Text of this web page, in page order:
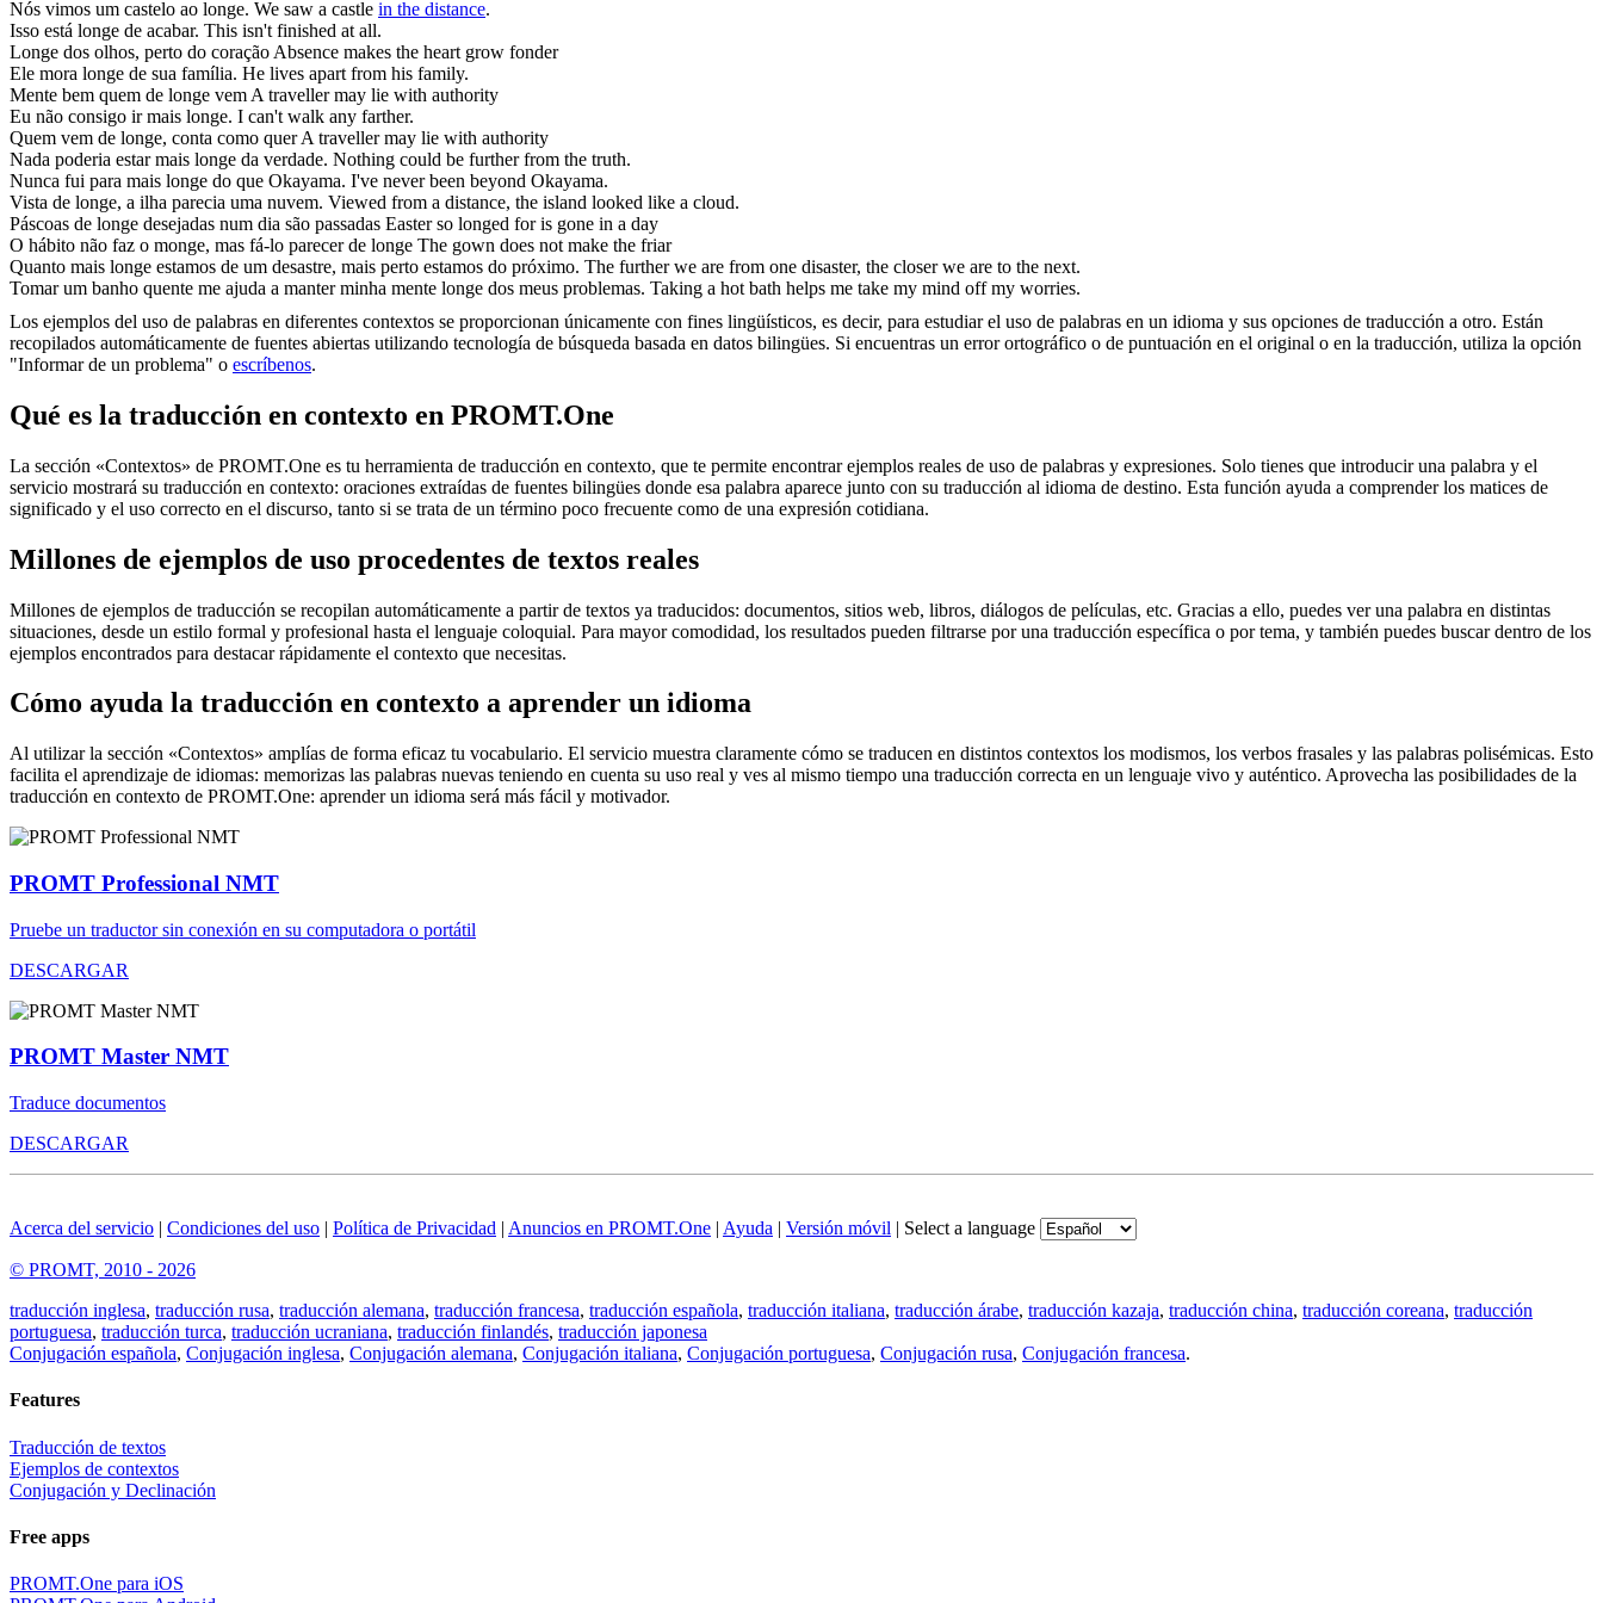
Nós vimos um castelo ao longe. We saw a castle in the distance.
Isso está longe de acabar. This isn't finished at all.
Longe dos olhos, perto do coração Absence makes the heart grow fonder
Ele mora longe de sua família. He lives apart from his family.
Mente bem quem de longe vem A traveller may lie with authority
Eu não consigo ir mais longe. I can't walk any farther.
Quem vem de longe, conta como quer A traveller may lie with authority
Nada poderia estar mais longe da verdade. Nothing could be further from the truth.
Nunca fui para mais longe do que Okayama. I've never been beyond Okayama.
Vista de longe, a ilha parecia uma nuvem. Viewed from a distance, the island looked like a cloud.
Páscoas de longe desejadas num dia são passadas Easter so longed for is gone in a day
O hábito não faz o monge, mas fá-lo parecer de longe The gown does not make the friar
Quanto mais longe estamos de um desastre, mais perto estamos do próximo. The further we are from one disaster, the closer we are to the next.
Tomar um banho quente me ajuda a manter minha mente longe dos meus problemas. Taking a hot bath helps me take my mind off my worries.
Los ejemplos del uso de palabras en diferentes contextos se proporcionan únicamente con fines lingüísticos, es decir, para estudiar el uso de palabras en un idioma y sus opciones de traducción a otro. Están
recopilados automáticamente de fuentes abiertas utilizando tecnología de búsqueda basada en datos bilingües. Si encuentras un error ortográfico o de puntuación en el original o en la traducción, utiliza la opción
"Informar de un problema" o escríbenos.
Qué es la traducción en contexto en PROMT.One
La sección «Contextos» de PROMT.One es tu herramienta de traducción en contexto, que te permite encontrar ejemplos reales de uso de palabras y expresiones. Solo tienes que introducir una palabra y el
servicio mostrará su traducción en contexto: oraciones extraídas de fuentes bilingües donde esa palabra aparece junto con su traducción al idioma de destino. Esta función ayuda a comprender los matices de
significado y el uso correcto en el discurso, tanto si se trata de un término poco frecuente como de una expresión cotidiana.
Millones de ejemplos de uso procedentes de textos reales
Millones de ejemplos de traducción se recopilan automáticamente a partir de textos ya traducidos: documentos, sitios web, libros, diálogos de películas, etc. Gracias a ello, puedes ver una palabra en distintas
situaciones, desde un estilo formal y profesional hasta el lenguaje coloquial. Para mayor comodidad, los resultados pueden filtrarse por una traducción específica o por tema, y también puedes buscar dentro de los
ejemplos encontrados para destacar rápidamente el contexto que necesitas.
Cómo ayuda la traducción en contexto a aprender un idioma
Al utilizar la sección «Contextos» amplías de forma eficaz tu vocabulario. El servicio muestra claramente cómo se traducen en distintos contextos los modismos, los verbos frasales y las palabras polisémicas. Esto
facilita el aprendizaje de idiomas: memorizas las palabras nuevas teniendo en cuenta su uso real y ves al mismo tiempo una traducción correcta en un lenguaje vivo y auténtico. Aprovecha las posibilidades de la
traducción en contexto de PROMT.One: aprender un idioma será más fácil y motivador.
PROMT Professional NMT
Pruebe un traductor sin conexión en su computadora o portátil
DESCARGAR
PROMT Master NMT
Traduce documentos
DESCARGAR
Acerca del servicio | Condiciones del uso | Política de Privacidad | Anuncios en PROMT.One | Ayuda | Versión móvil | Select a language
© PROMT, 2010 - 2026
traducción inglesa, traducción rusa, traducción alemana, traducción francesa, traducción española, traducción italiana, traducción árabe, traducción kazaja, traducción china, traducción coreana, traducción
portuguesa, traducción turca, traducción ucraniana, traducción finlandés, traducción japonesa
Conjugación española, Conjugación inglesa, Conjugación alemana, Conjugación italiana, Conjugación portuguesa, Conjugación rusa, Conjugación francesa.
Features
Traducción de textos
Ejemplos de contextos
Conjugación y Declinación
Free apps
PROMT.One para iOS